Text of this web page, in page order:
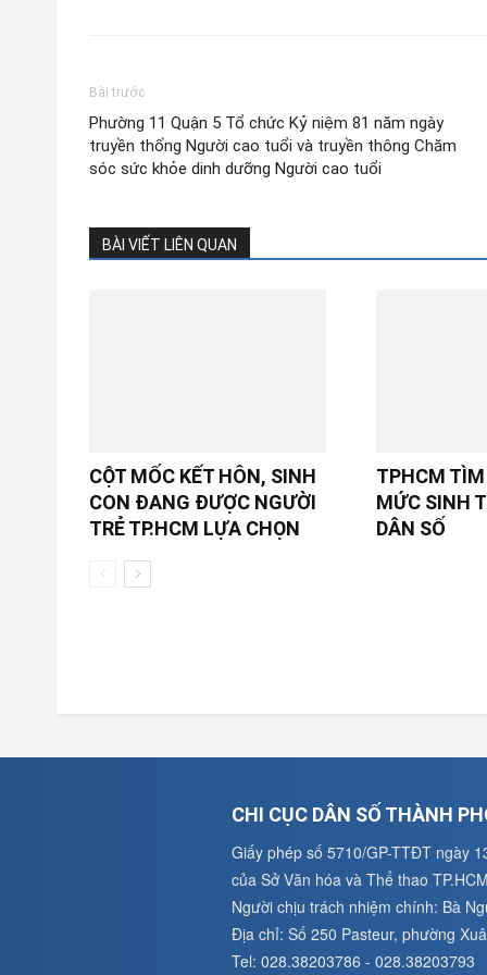
Bài trước
Phường 11 Quận 5 Tổ chức Kỷ niệm 81 năm ngày
truyền thống Người cao tuổi và truyền thông Chăm
sóc sức khỏe dinh dưỡng Người cao tuổi
BÀI VIẾT LIÊN QUAN
CỘT MỐC KẾT HÔN, SINH
CON ĐANG ĐƯỢC NGƯỜI
TRẺ TP.HCM LỰA CHỌN
TPHCM
MỨC SINH
DÂN SỐ
CHI CỤC DÂN SỐ THÀNH
Giấy phép số 5710/GP-TTĐT ngày
của Sở Văn hóa và Thể thao
Người chịu trách nhiệm chính: Bà
Địa chỉ: Số 250 Pasteur, phường
Tel: 028.38203786 - 028.38203793